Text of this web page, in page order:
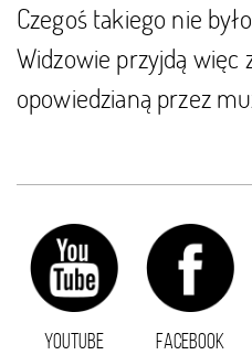
Czegoś takiego nie
Widzowie przyjdą więc
opowiedzianą przez
YOUTUBE FACEBOOK